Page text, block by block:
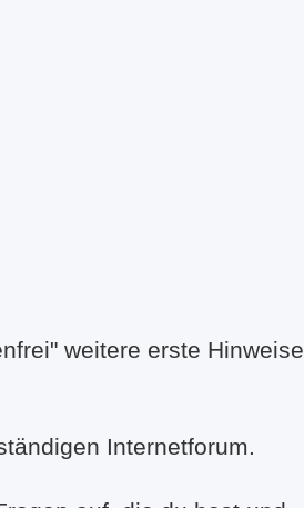
weitere erste Hinweise
Internetforum.